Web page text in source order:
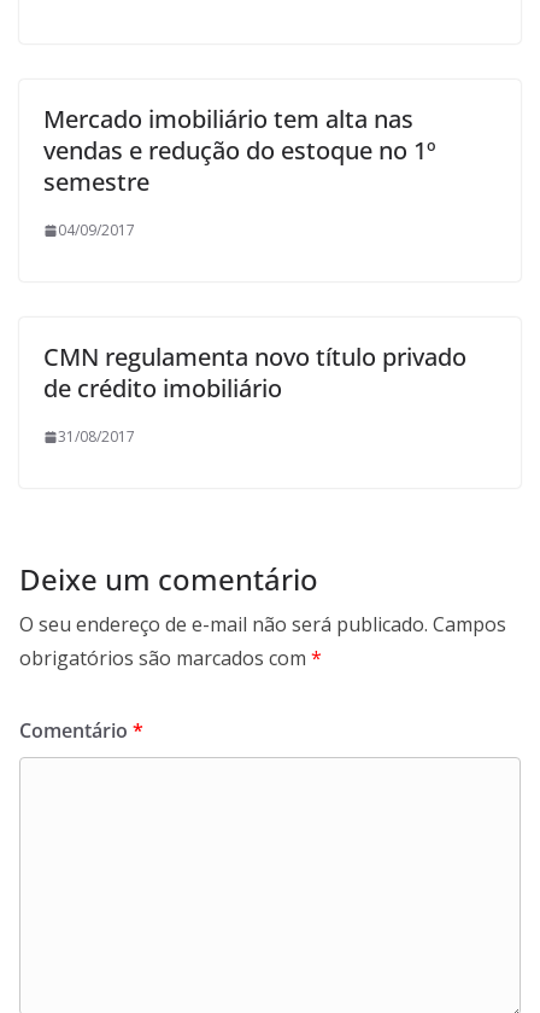
Mercado imobiliário tem alta nas
vendas e redução do estoque no 1º
semestre
04/09/2017
CMN regulamenta novo título privado
de crédito imobiliário
31/08/2017
Deixe um comentário
O seu endereço de e-mail não será publicado. Campos
obrigatórios são marcados com *
Comentário *